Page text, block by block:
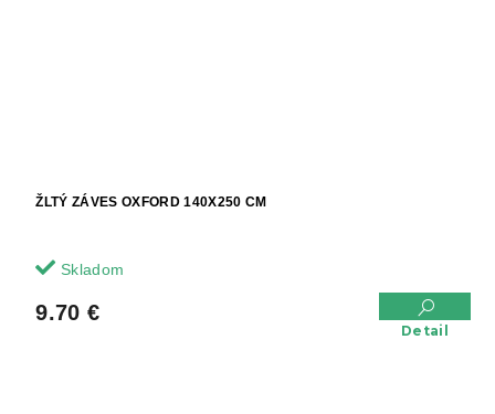
ŽLTÝ ZÁVES OXFORD 140X250 CM
Skladom
9.70 €
Detail